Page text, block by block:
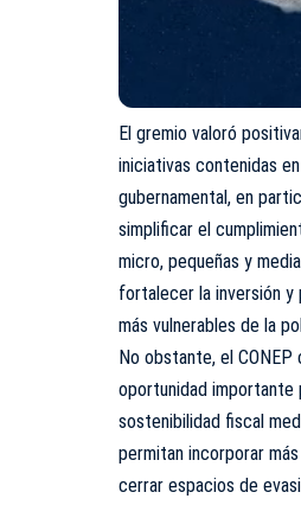
El gremio valoró
iniciativas contenidas
gubernamental, en
simplificar el
micro, pequeñas y
fortalecer la inversión
más vulnerables de la
No obstante, el
oportunidad importante
sostenibilidad fiscal
permitan incorporar
cerrar espacios de